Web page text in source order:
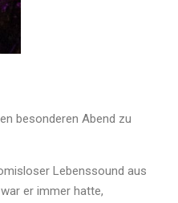
besonderen Abend zu
Lebenssound aus
er immer hatte,